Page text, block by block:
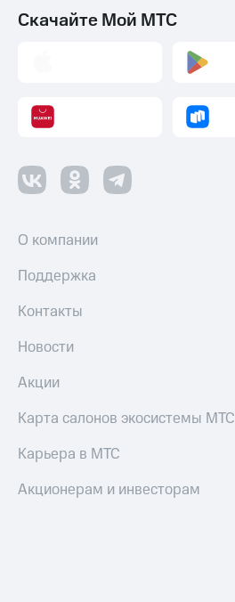
Скачайте Мой МТС
О компании
Поддержка
Контакты
Новости
Акции
Карта салонов экосистемы МТС
Карьера в МТС
Акционерам и инвесторам